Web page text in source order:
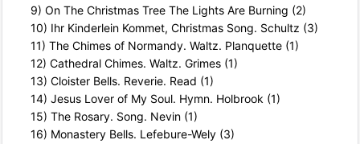
9) On The Christmas Tree The Lights Are Burning (2)
10) Ihr Kinderlein Kommet, Christmas Song. Schultz (3)
11) The Chimes of Normandy. Waltz. Planquette (1)
12) Cathedral Chimes. Waltz. Grimes (1)
13) Cloister Bells. Reverie. Read (1)
14) Jesus Lover of My Soul. Hymn. Holbrook (1)
15) The Rosary. Song. Nevin (1)
16) Monastery Bells. Lefebure-Wely (3)